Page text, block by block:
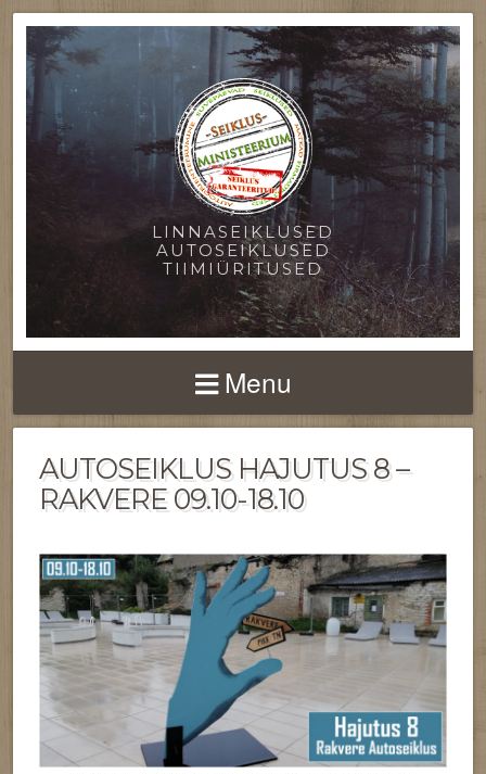
LINNASEIKLUSED
AUTOSEIKLUSED
TIIMIÜRITUSED
Menu
AUTOSEIKLUS HAJUTUS 8 –
RAKVERE 09.10-18.10